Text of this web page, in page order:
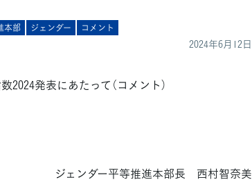
本部 ジェンダー コメント
2024年6月12日
2024発表にあたって（コメント）
ジェンダー平等推進本部長 西村智奈美